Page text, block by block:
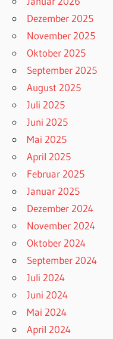
Dezember 2025
November 2025
Oktober 2025
September 2025
August 2025
Juli 2025
Juni 2025
Mai 2025
April 2025
Februar 2025
Januar 2025
Dezember 2024
November 2024
Oktober 2024
September 2024
Juli 2024
Juni 2024
Mai 2024
April 2024